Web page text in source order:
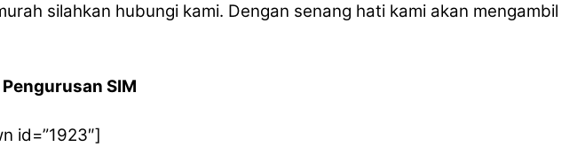
silahkan hubungi kami. Dengan senang hati kami akan mengambil
SIM
id=”1923″]